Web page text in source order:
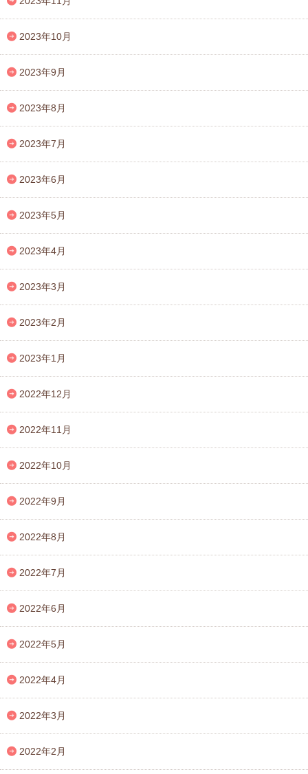
2023年10月
2023年9月
2023年8月
2023年7月
2023年6月
2023年5月
2023年4月
2023年3月
2023年2月
2023年1月
2022年12月
2022年11月
2022年10月
2022年9月
2022年8月
2022年7月
2022年6月
2022年5月
2022年4月
2022年3月
2022年2月